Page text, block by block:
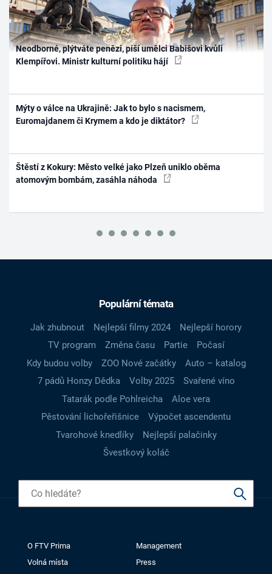
Neodborné, plýtváte penězi, píší umělci Babišovi kvůli
Klempířovi. Ministr kulturní politiku hájí
Mýty o válce na Ukrajině: Jak to bylo s nacismem,
Euromajdanem či Krymem a kdo je diktátor?
Štěstí z Kokury: Město velké jako Plzeň uniklo oběma
atomovým bombám, zasáhla náhoda
Populární témata
Jak zhubnout Nejlepší filmy 2024
Nejlepší horory
TV program
Změna času Partie
Počasí
Kdy budou volby
ZOO Nové začátky
Auto – katalog
7 pádů Honzy Dědka
Volby 2025
Svařené víno
Tatarák podle Pohlreicha
Aloe vera
Pěstování lichořeřišnice
Výpočet ascendentu
Tvarohové knedlíky
Nejlepší palačinky
Švestkový koláč
O FTV Prima
Management
Volná místa
Press